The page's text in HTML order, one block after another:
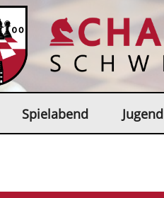
Spielabend Jugend